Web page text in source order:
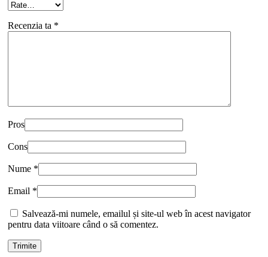
Recenzia ta *
Pros
Cons
Nume *
Email *
Salvează-mi numele, emailul și site-ul web în acest navigator
pentru data viitoare când o să comentez.